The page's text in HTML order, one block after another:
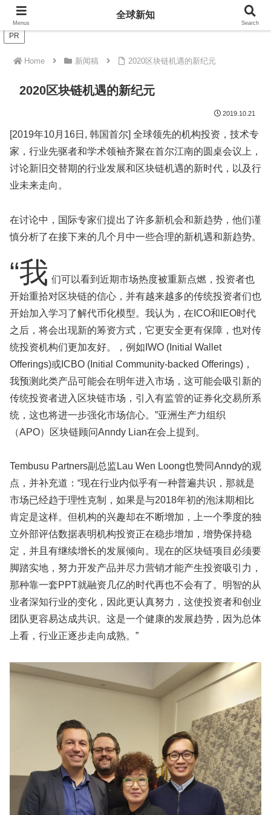
全球新知
PR
Home 新闻稿 2020区块链机遇的新纪元
2020区块链机遇的新纪元
2019.10.21
[2019年10月16日, 韩国首尔] 全球领先的机构投资，技术专
家，行业先驱者和学术领袖齐聚在首尔江南的圆桌会议上，
讨论新旧交替期的行业发展和区块链机遇的新时代，以及行
业未来走向。
在讨论中，国际专家们提出了许多新机会和新趋势，他们谨
慎分析了在接下来的几个月中一些合理的新机遇和新趋势。
“我 们可以看到近期市场热度被重新点燃，投资者也
开始重拾对区块链的信心，并有越来越多的传统投资者们也
开始加入学习了解代币化模型。我认为，在ICO和IEO时代
之后，将会出现新的筹资方式，它更安全更有保障，也对传
统投资机构们更加友好。，例如IWO (Initial Wallet
Offerings)或ICBO (Initial Community-backed Offerings)，
我预测此类产品可能会在明年进入市场，这可能会吸引新的
传统投资者进入区块链市场，引入有监管的证券化交易所系
统，这也将进一步强化市场信心。”亚洲生产力组织
（APO）区块链顾问Anndy Lian在会上提到。
Tembusu Partners副总监Lau Wen Loong也赞同Anndy的观
点，并补充道：“现在行业内似乎有一种普遍共识，那就是
市场已经趋于理性克制，如果是与2018年初的泡沫期相比
肯定是这样。但机构的兴趣却在不断增加，上一个季度的独
立外部评估数据表明机构投资正在稳步增加，增势保持稳
定，并且有继续增长的发展倾向。现在的区块链项目必须要
脚踏实地，努力开发产品并尽力营销才能产生投资吸引力，
那种靠一套PPT就融资几亿的时代再也不会有了。明智的从
业者深知行业的变化，因此更认真努力，这使投资者和创业
团队更容易达成共识。这是一个健康的发展趋势，因为总体
上看，行业正逐步走向成熟。”
Menus
全球新知
Search